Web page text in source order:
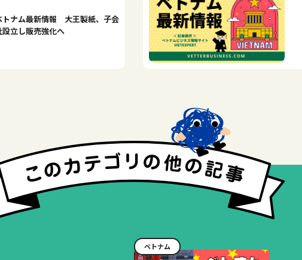
トナム最新情報 大王製紙、子会
設立し販売強化へ
ベトナム